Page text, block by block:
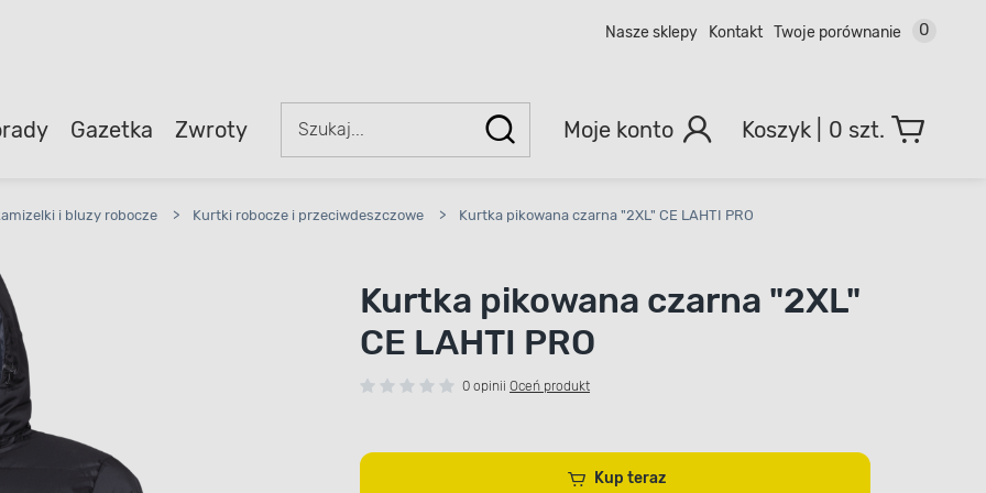
Nasze sklepy Kontakt Twoje porównanie 0
Gazetka Zwroty Moje konto 0 szt.
i bluzy robocze > Kurtki robocze i przeciwdeszczowe > Kurtka pikowana czarna "2XL" CE LAHTI PRO
Kurtka pikowana czarna "2XL"
CE LAHTI PRO
0 opinii Oceń produkt
Kup teraz